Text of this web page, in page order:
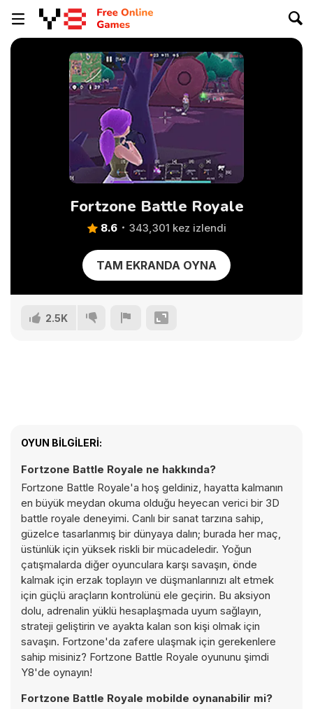
Fortzone Battle Royale
8.6 343,301 kez izlendi
TAM EKRANDA OYNA
2.5K
OYUN BILGILERI:
Fortzone Battle Royale ne hakkında?
Fortzone Battle Royale'a hoş geldiniz, hayatta kalmanın
en büyük meydan okuma olduğu heyecan verici bir 3D
battle royale deneyimi. Canlı bir sanat tarzına sahip,
güzelce tasarlanmış bir dünyaya dalın; burada her maç,
üstünlük için yüksek riskli bir mücadeledir. Yoğun
çatışmalarda diğer oyunculara karşı savaşın, önde
kalmak için erzak toplayın ve düşmanlarınızı alt etmek
için güçlü araçların kontrolünü ele geçirin. Bu aksiyon
dolu, adrenalin yüklü hesaplaşmada uyum sağlayın,
strateji geliştirin ve ayakta kalan son kişi olmak için
savaşın. Fortzone'da zafere ulaşmak için gerekenlere
sahip misiniz? Fortzone Battle Royale oyununu şimdi
Y8'de oynayın!
Fortzone Battle Royale mobilde oynanabilir mi?